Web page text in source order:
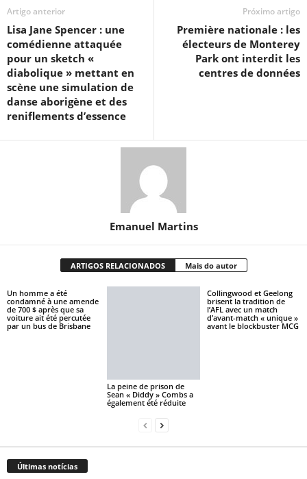
Artigo anterior
Lisa Jane Spencer : une
comédienne attaquée
pour un sketch «
diabolique » mettant en
scène une simulation de
danse aborigène et des
reniflements d’essence
Próximo artigo
Première nationale : les
électeurs de Monterey
Park ont ​​interdit les
centres de données
Emanuel Martins
ARTIGOS RELACIONADOS Mais do autor
Un homme a été
condamné à une amende
de 700 $ après que sa
voiture ait été percutée
par un bus de Brisbane
La peine de prison de
Sean « Diddy » Combs a
également été réduite
Collingwood et Geelong
brisent la tradition de
l’AFL avec un match
d’avant-match « unique »
avant le blockbuster MCG
Últimas notícias